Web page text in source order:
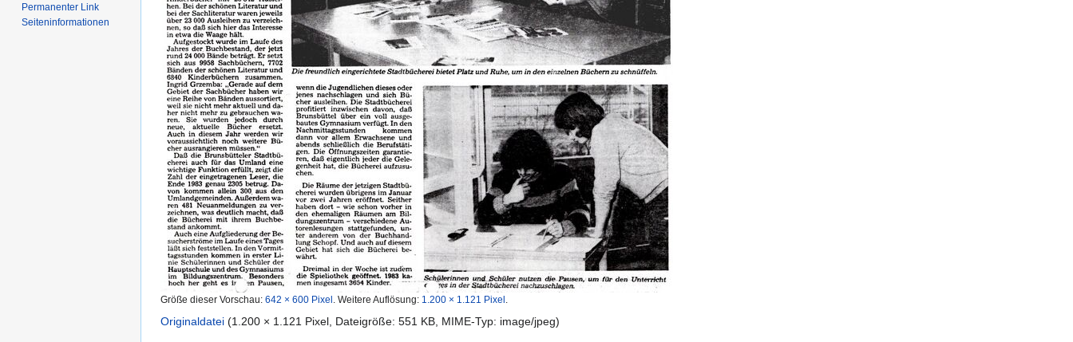
Größe dieser Vorschau: 642 × 600 Pixel Weitere Auflösung: 1.200 × 1.121 Pixel
Originaldatei (1.200 × 1.121 Pixel, Dateigröße: 551 KB, MIME-Typ: image/jpeg)
Permanenter Link
Seiten­informationen